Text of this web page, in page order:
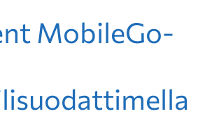
MobileGo-